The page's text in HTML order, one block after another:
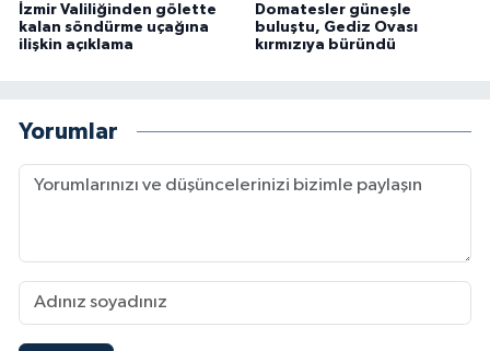
İzmir Valiliğinden gölette
kalan söndürme uçağına
ilişkin açıklama
Domatesler güneşle
buluştu, Gediz Ovası
kırmızıya büründü
Yorumlar